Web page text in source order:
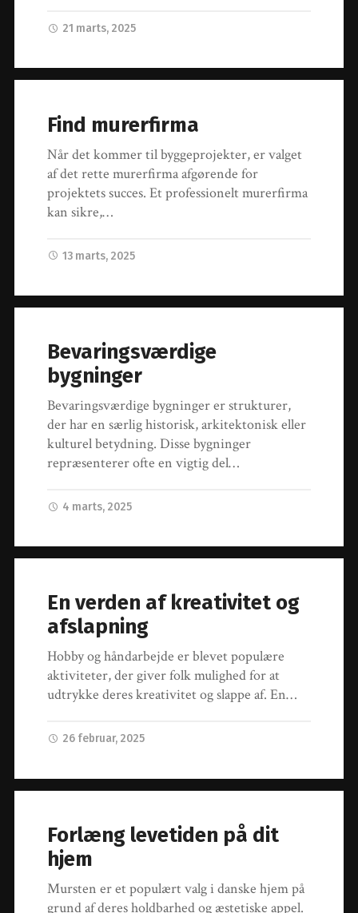
21 marts, 2025
Find murerfirma
Når det kommer til byggeprojekter, er valget
af det rette murerfirma afgørende for
projektets succes. Et professionelt murerfirma
kan sikre,…
13 marts, 2025
Bevaringsværdige
bygninger
Bevaringsværdige bygninger er strukturer,
der har en særlig historisk, arkitektonisk eller
kulturel betydning. Disse bygninger
repræsenterer ofte en vigtig del…
4 marts, 2025
En verden af kreativitet og
afslapning
Hobby og håndarbejde er blevet populære
aktiviteter, der giver folk mulighed for at
udtrykke deres kreativitet og slappe af. En…
26 februar, 2025
Forlæng levetiden på dit
hjem
Mursten er et populært valg i danske hjem på
grund af deres holdbarhed og æstetiske appel.